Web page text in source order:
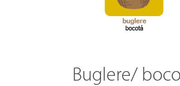
Buglere/